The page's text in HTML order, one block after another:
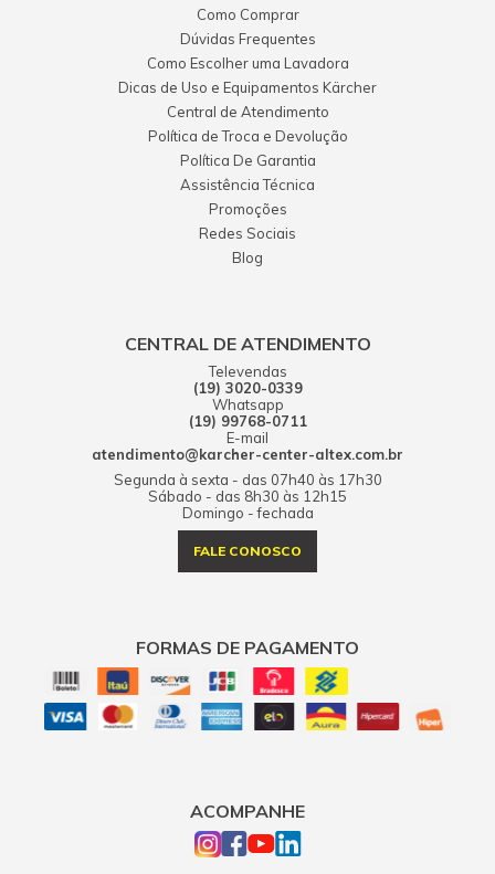
Como Comprar
Dúvidas Frequentes
Como Escolher uma Lavadora
Dicas de Uso e Equipamentos Kärcher
Central de Atendimento
Política de Troca e Devolução
Política De Garantia
Assistência Técnica
Promoções
Redes Sociais
Blog
CENTRAL DE ATENDIMENTO
Televendas
(19) 3020-0339
Whatsapp
(19) 99768-0711
E-mail
atendimento@karcher-center-altex.com.br
Segunda à sexta - das 07h40 às 17h30
Sábado - das 8h30 às 12h15
Domingo - fechada
FALE CONOSCO
FORMAS DE PAGAMENTO
ACOMPANHE